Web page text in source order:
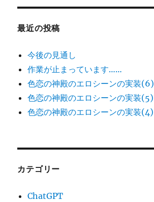
最近の投稿
今後の見通し
作業が止まっています……
色恋の神殿のエロシーンの実装(6)
色恋の神殿のエロシーンの実装(5)
色恋の神殿のエロシーンの実装(4)
カテゴリー
ChatGPT